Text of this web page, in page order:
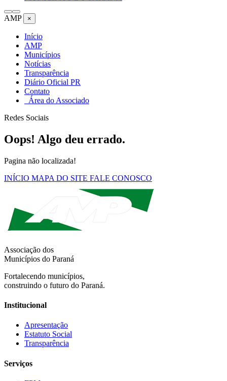
AMP ×
Início
AMP
Municípios
Notícias
Transparência
Diário Oficial PR
Contato
Área do Associado
Redes Sociais
Oops! Algo deu errado.
Pagina não localizada!
INÍCIO MAPA DO SITE FALE CONOSCO
Associação dos
Municípios do Paraná
Fortalecendo municípios,
construindo o futuro do Paraná.
Institucional
Apresentação
Estatuto Social
Transparência
Serviços